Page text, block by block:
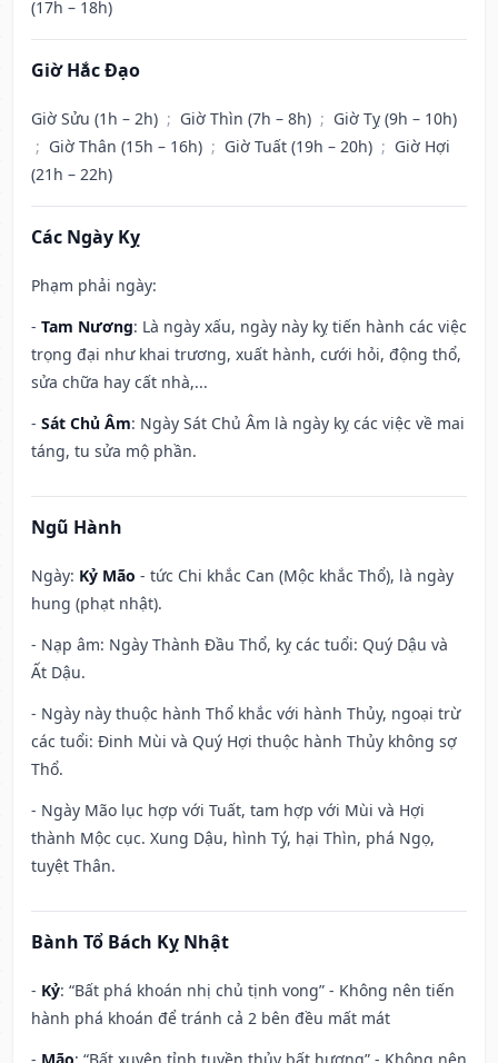
(17h – 18h)
Giờ Hắc Đạo
Giờ Sửu (1h – 2h) ; Giờ Thìn (7h – 8h) ; Giờ Tỵ (9h – 10h)
; Giờ Thân (15h – 16h) ; Giờ Tuất (19h – 20h) ; Giờ Hợi
(21h – 22h)
Các Ngày Kỵ
Phạm phải ngày:
- Tam Nương: Là ngày xấu, ngày này kỵ tiến hành các việc
trọng đại như khai trương, xuất hành, cưới hỏi, động thổ,
sửa chữa hay cất nhà,...
- Sát Chủ Âm: Ngày Sát Chủ Âm là ngày kỵ các việc về mai
táng, tu sửa mộ phần.
Ngũ Hành
Ngày: Kỷ Mão - tức Chi khắc Can (Mộc khắc Thổ), là ngày
hung (phạt nhật).
- Nạp âm: Ngày Thành Đầu Thổ, kỵ các tuổi: Quý Dậu và
Ất Dậu.
- Ngày này thuộc hành Thổ khắc với hành Thủy, ngoại trừ
các tuổi: Đinh Mùi và Quý Hợi thuộc hành Thủy không sợ
Thổ.
- Ngày Mão lục hợp với Tuất, tam hợp với Mùi và Hợi
thành Mộc cục. Xung Dậu, hình Tý, hại Thìn, phá Ngọ,
tuyệt Thân.
Bành Tổ Bách Kỵ Nhật
- Kỷ: “Bất phá khoán nhị chủ tịnh vong” - Không nên tiến
hành phá khoán để tránh cả 2 bên đều mất mát